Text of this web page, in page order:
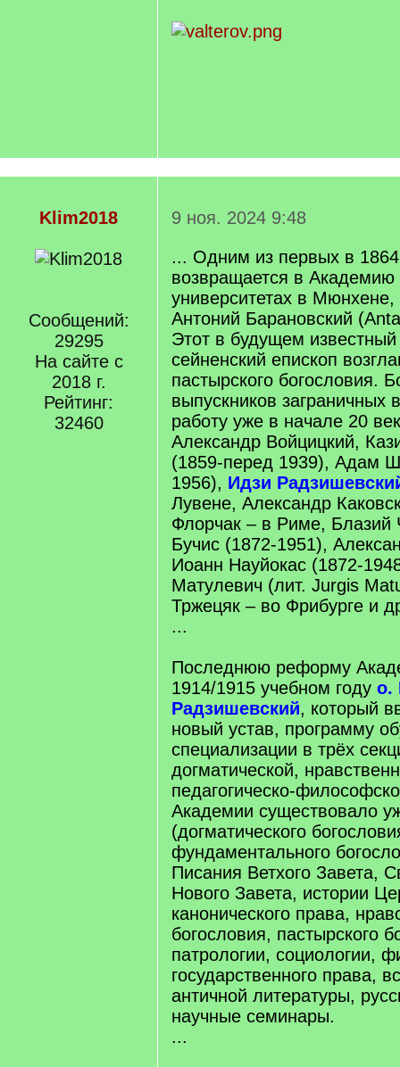
Klim2018
Сообщений:
29295
На сайте с
2018 г.
Рейтинг:
32460
9 ноя. 2024 9:48
... Одним из первых в 1864
возвращается в Академию
университетах в
Антоний Барановский
Этот в будущем известный
сейненский епископ
пастырского богословия.
выпускников заграничных
работу уже в начале 20
Александр Войцицкий,
(1859-перед 1939), Адам
1956), Идзи
Лувене, Александр
Флорчак – в Риме, Блазий
Бучис (1872-1951),
Иоанн Науйокас (1872-
Матулевич (лит. Jurgis
Тржецяк – во Фрибурге и
...
Последнюю реформу
1914/1915 учебном году о.
Радзишевский, который
новый устав, программу
специализации в трёх
догматической,
педагогическо-
Академии существовало
(догматического
фундаментального
Писания Ветхого Завета,
Нового Завета, истории
канонического права,
богословия, пастырского
патрологии, социологии,
государственного права,
античной литературы,
научные семинары.
...